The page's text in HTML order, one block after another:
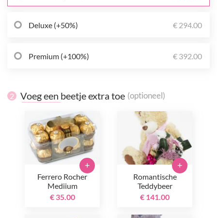
Deluxe (+50%) € 294.00
Premium (+100%) € 392.00
2 Voeg een beetje extra toe (optioneel)
Ferrero Rocher
Mediium
€ 35.00
+
Romantische
Teddybeer
€ 141.00
+